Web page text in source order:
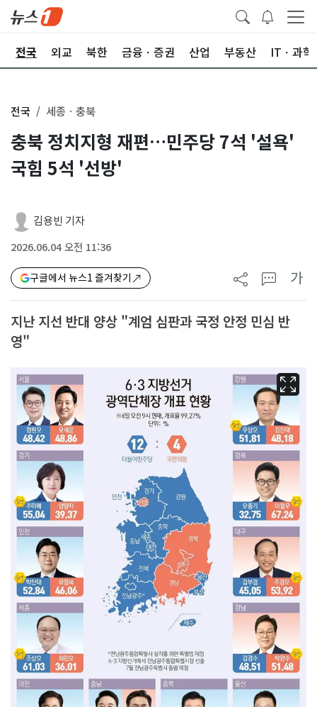
전국 외교 북한 금융ㆍ증권 산업 부동산 ITㆍ과학
전국 세종ㆍ충북
충북 정치지형 재편…민주당 7석 '설욕'
국힘 5석 '선방'
김용빈 기자
2026.06.04 오전 11:36
구글에서 뉴스1 즐겨찾기 가
지난 지선 반대 양상 "계엄 심판과 국정 안정 민심 반
영"